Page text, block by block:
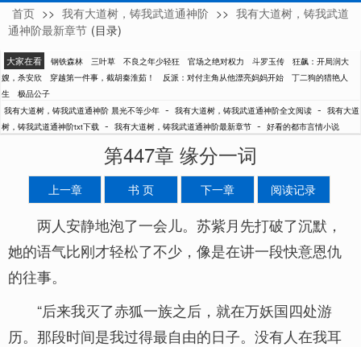
晨光不等少年
首页 >> 我有大道树，铸我武道通神阶 >> 我有大道树，铸我武道
通神阶最新章节 (目录)
大家在看 钢铁森林 三叶草 不良之年少轻狂 官场之绝对权力 斗罗玉传
狂飙：开局润大
嫂，杀安欣
穿越第一件事，截胡秦淮茹！ 反派：对付主角从他漂亮妈妈开始
丁二狗的猎艳人
生
极品公子
我有大道树，铸我武道通神阶 晨光不等少年 - 我有大道树，铸我武道通神阶全文阅读 - 我有大道
树，铸我武道通神阶txt下载 - 我有大道树，铸我武道通神阶最新章节 - 好看的都市言情小说
第447章 缘分一词
上一章 书 页 下一章 阅读记录
两人安静地泡了一会儿。苏紫月先打破了沉默，
她的语气比刚才轻松了不少，像是在讲一段快意恩仇
的往事。
“后来我灭了赤狐一族之后，就在万妖国四处游
历。那段时间是我过得最自由的日子。没有人在我耳